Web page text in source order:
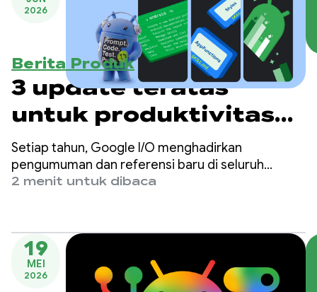
2026
Berita Produk
3 update teratas
untuk produktivitas
developer Android
Setiap tahun, Google I/O menghadirkan
pengumuman dan referensi baru di seluruh
ekosistem dan produk, termasuk pengembangan
agen, kami telah memperluas penawaran untuk
memberikan dukungan yang lebih baik kepada
Anda, apa pun cara yang Anda pilih untuk
mengembangkan aplikasi Android.
2 menit untuk dibaca
19
MEI
2026